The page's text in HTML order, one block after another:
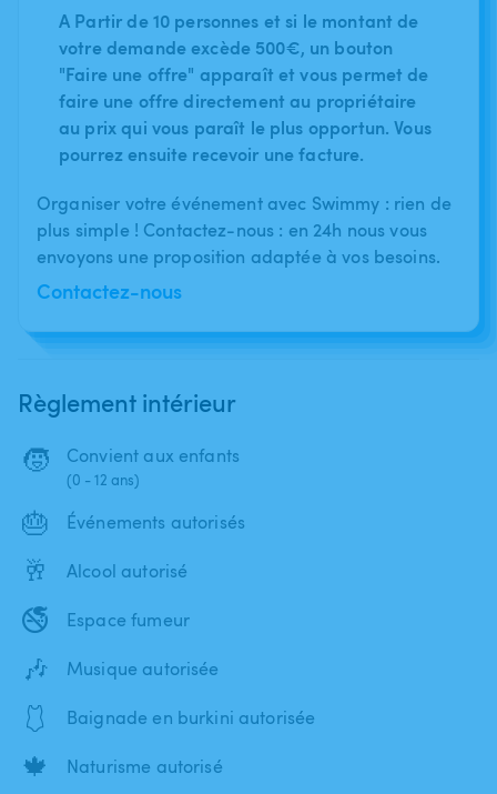
A Partir de 10 personnes et si le montant de
votre demande excède 500€, un bouton
"Faire une offre" apparaît et vous permet de
faire une offre directement au propriétaire
au prix qui vous paraît le plus opportun. Vous
pourrez ensuite recevoir une facture.
Organiser votre événement avec Swimmy : rien de
plus simple ! Contactez-nous : en 24h nous vous
envoyons une proposition adaptée à vos besoins.
Contactez-nous
Règlement intérieur
🧒 Convient aux enfants
(0 - 12 ans)
🎂 Événements autorisés
🥂 Alcool autorisé
🚭 Espace fumeur
🎶 Musique autorisée
🩱 Baignade en burkini autorisée
🍁 Naturisme autorisé